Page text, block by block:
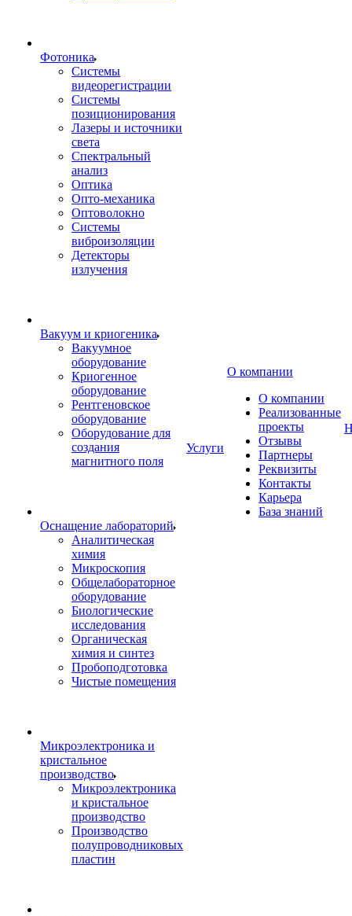
Фотоника
Cистемы
видеорегистрации
Системы
позиционирования
Лазеры и источники
света
Спектральный
анализ
Оптика
Опто-механика
Оптоволокно
Системы
виброизоляции
Детекторы
излучения
Вакуум и криогеника
Вакуумное
оборудование
Криогенное
оборудование
Рентгеновское
оборудование
Оборудование для
создания
магнитного поля
Оснащение лабораторий
Аналитическая
химия
Микроскопия
Общелабораторное
оборудование
Биологические
исследования
Органическая
химия и синтез
Пробоподготовка
Чистые помещения
Микроэлектроника и
кристальное
производство
Микроэлектроника
и кристальное
производство
Производство
полупроводниковых
пластин
Услуги
О компании
О компании
Реализованные
проекты
Отзывы
Партнеры
Реквизиты
Контакты
Карьера
База знаний